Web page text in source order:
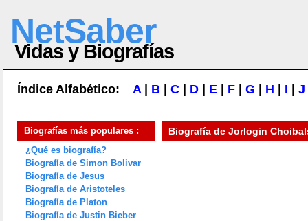
NetSaber
Vidas y Biografías
Índice Alfabético: A| B C D E F G H I J
Biografías más populares :
¿Qué es biografía?
Biografía de Simon Bolivar
Biografía de Jesus
Biografía de Aristoteles
Biografía de Platon
Biografía de Justin Bieber
Biografía de Jorlogin